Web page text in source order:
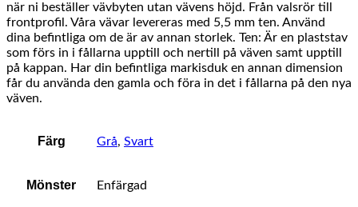
när ni beställer vävbyten utan vävens höjd. Från valsrör till
frontprofil. Våra vävar levereras med 5,5 mm ten. Använd
dina befintliga om de är av annan storlek. Ten: Är en plaststav
som förs in i fållarna upptill och nertill på väven samt upptill
på kappan. Har din befintliga markisduk en annan dimension
får du använda den gamla och föra in det i fållarna på den nya
väven.
Färg Grå, Svart
Mönster Enfärgad